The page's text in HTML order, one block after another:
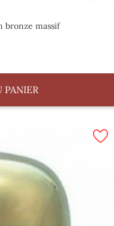
bronze massif
PANIER